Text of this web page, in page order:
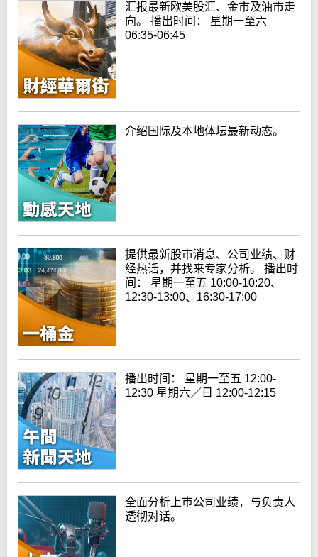
汇报最新欧美股汇、金市及油市走
向。 播出时间： 星期一至六
06:35-06:45
介绍国际及本地体坛最新动态。
提供最新股市消息、公司业绩、财
经热话，并找来专家分析。 播出时
间： 星期一至五 10:00-10:20、
12:30-13:00、16:30-17:00
播出时间： 星期一至五 12:00-
12:30 星期六／日 12:00-12:15
全面分析上巿公司业绩，与负责人
透彻对话。